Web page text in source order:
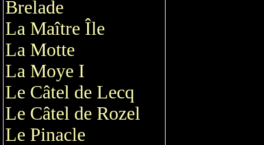
Brelade
La Maître Île
La Motte
La Moye I
Le Câtel de Lecq
Le Câtel de Rozel
Le Pinacle